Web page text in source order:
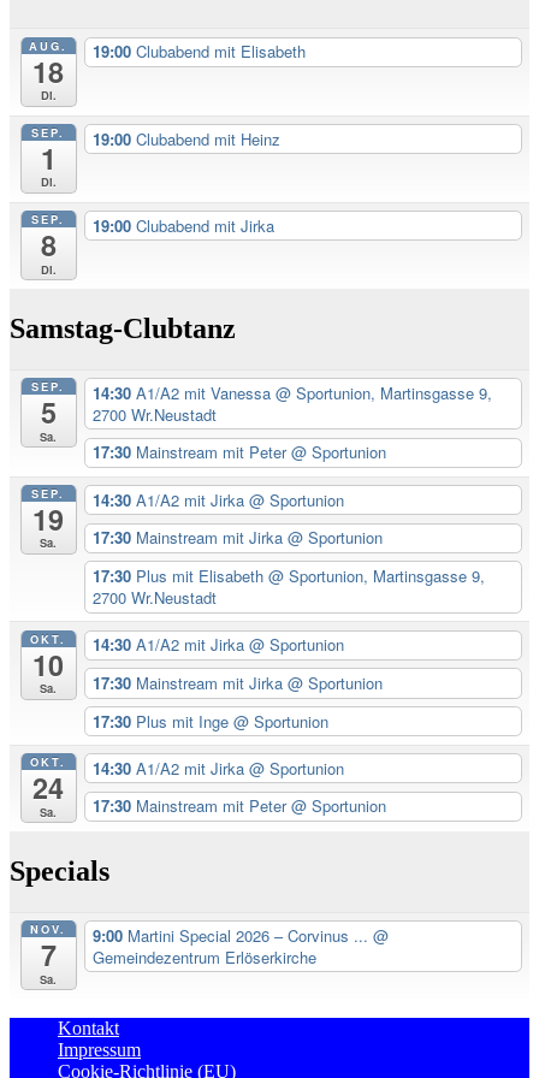
AUG.
18
Di.
19:00 Clubabend mit Elisabeth
SEP.
1
Di.
19:00 Clubabend mit Heinz
SEP.
8
Di.
19:00 Clubabend mit Jirka
Samstag-Clubtanz
SEP.
5
Sa.
14:30 A1/A2 mit Vanessa @ Sportunion, Martinsgasse 9,
2700 Wr.Neustadt
17:30 Mainstream mit Peter@ Sportunion
SEP.
19
Sa.
14:30 A1/A2 mit Jirka @ Sportunion
17:30 Mainstream mit Jirka @ Sportunion
17:30 Plus mit Elisabeth @ Sportunion, Martinsgasse 9,
2700 Wr.Neustadt
OKT.
10
Sa.
14:30 A1/A2 mit Jirka @ Sportunion
17:30 Mainstream mit Jirka @ Sportunion
17:30 Plus mit Inge @ Sportunion
OKT.
24
Sa.
14:30 A1/A2 mit Jirka @ Sportunion
17:30 Mainstream mit Peter@ Sportunion
Specials
NOV.
7
Sa.
9:00 Martini Special 2026 – Corvinus ... @
Gemeindezentrum Erlöserkirche
Kontakt
Impressum
Cookie-Richtlinie (EU)